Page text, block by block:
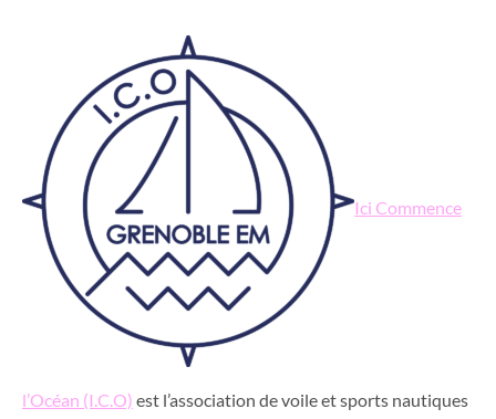
Ici Commence
l’Océan (I.C.O) est l’association de voile et sports nautiques